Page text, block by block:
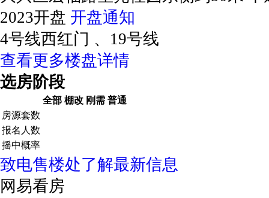
2023开盘 开盘通知
4号线西红门 、19号线
查看更多楼盘详情
选房阶段
全部 棚改 刚需 普通
房源套数
报名人数
摇中概率
致电售楼处了解最新信息
网易看房